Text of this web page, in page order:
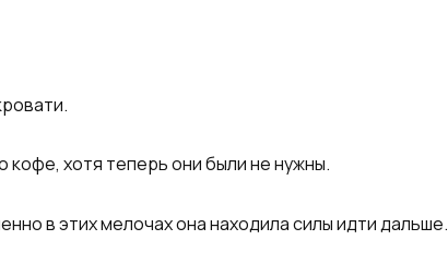
кофе, хотя теперь они были не нужны.
в этих мелочах она находила силы идти дальше.